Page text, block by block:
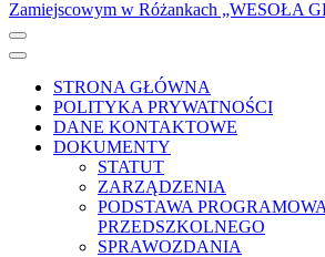
STRONA GŁÓWNA
POLITYKA PRYWATNOŚCI
DANE KONTAKTOWE
DOKUMENTY
STATUT
ZARZĄDZENIA
PODSTAWA
PRZEDSZKOLNEGO
SPRAWOZDANIA